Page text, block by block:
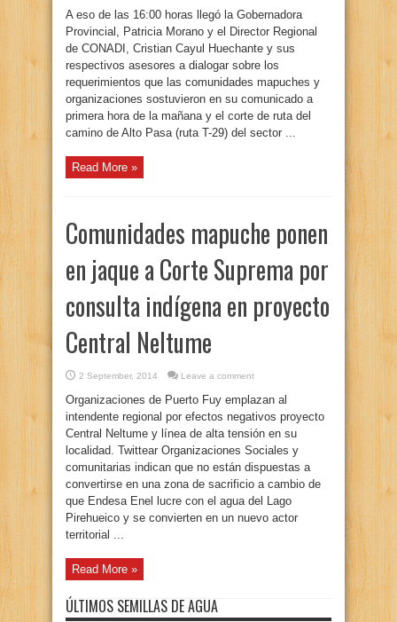
A eso de las 16:00 horas llegó la Gobernadora
Provincial, Patricia Morano y el Director Regional
de CONADI, Cristian Cayul Huechante y sus
respectivos asesores a dialogar sobre los
requerimientos que las comunidades mapuches y
organizaciones sostuvieron en su comunicado a
primera hora de la mañana y el corte de ruta del
camino de Alto Pasa (ruta T-29) del sector ...
Read More »
Comunidades mapuche ponen
en jaque a Corte Suprema por
consulta indígena en proyecto
Central Neltume
2 September, 2014 Leave a comment
Organizaciones de Puerto Fuy emplazan al
intendente regional por efectos negativos proyecto
Central Neltume y línea de alta tensión en su
localidad. Twittear Organizaciones Sociales y
comunitarias indican que no están dispuestas a
convertirse en una zona de sacrificio a cambio de
que Endesa Enel lucre con el agua del Lago
Pirehueico y se convierten en un nuevo actor
territorial ...
Read More »
ÚLTIMOS SEMILLAS DE AGUA